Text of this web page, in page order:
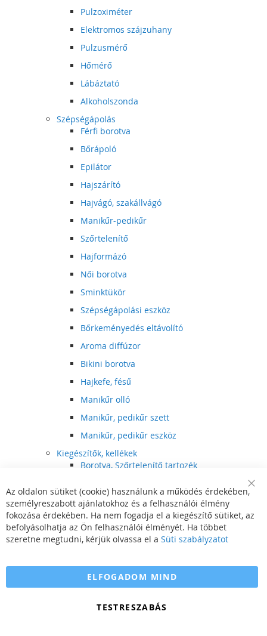
Pulzoximéter
Elektromos szájzuhany
Pulzusmérő
Hőmérő
Lábáztató
Alkoholszonda
Szépségápolás
Férfi borotva
Bőrápoló
Epilátor
Hajszárító
Hajvágó, szakállvágó
Manikűr-pedikűr
Szőrtelenítő
Hajformázó
Női borotva
Sminktükör
Szépségápolási eszköz
Bőrkeményedés eltávolító
Aroma diffúzor
Bikini borotva
Hajkefe, fésű
Manikűr olló
Manikűr, pedikűr szett
Manikűr, pedikűr eszköz
Kiegészítők, kellékek
Borotva, Szőrtelenítő tartozék
Illóolaj
Szépségápolási kellék
Hajvágó tartozék
Egészségápolási kellék
Hajvágó kiegészítő
Szórakoztató elektronika
Bar
Az oldalon sütiket (cookie) használunk a működés érdekében,
személyreszabott ajánlatokhoz és a felhasználói élmény
fokozása érdekében. Ha nem fogadja el a kiegészítő sütiket, az
befolyásolhatja az Ön felhasználói élményét. Ha többet
szeretne megtudni, kérjük olvassa el a Süti szabályzatot
ELFOGADOM MIND
TESTRESZABÁS